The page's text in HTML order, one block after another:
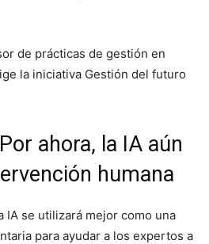
de prácticas de gestión en
la iniciativa Gestión del futuro
ahora, la IA aún
humana
IA se utilizará mejor como una
para ayudar a los expertos a